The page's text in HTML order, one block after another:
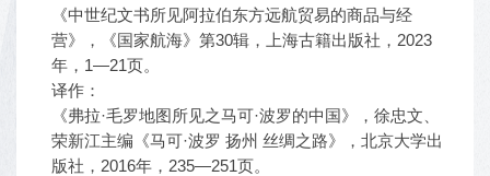
《中世纪文书所见阿拉伯东方远航贸易的商品与经
营》，《国家航海》第30辑，上海古籍出版社，2023
年，1—21页。
译作：
《弗拉·毛罗地图所见之马可·波罗的中国》，徐忠文、
荣新江主编《马可·波罗 扬州 丝绸之路》，北京大学出
版社，2016年，235—251页。